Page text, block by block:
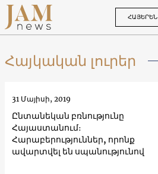
ՀԱՅԵՐԵՆ
Հայկական լուրեր
Ընտանեկան բռնությունը
Հայաստանում։
Հարաբերություններ, որոնք
ավարտվել են սպանությունով
31 Մայիսի, 2019